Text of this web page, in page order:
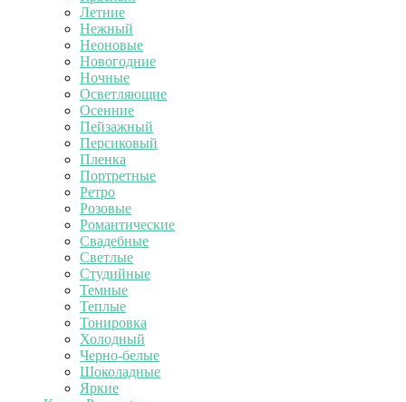
Летние
Нежный
Неоновые
Новогодние
Ночные
Осветляющие
Осенние
Пейзажный
Персиковый
Пленка
Портретные
Ретро
Розовые
Романтические
Свадебные
Светлые
Студийные
Темные
Теплые
Тонировка
Холодный
Черно-белые
Шоколадные
Яркие